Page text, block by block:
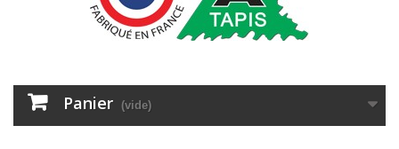
Panier (vide)